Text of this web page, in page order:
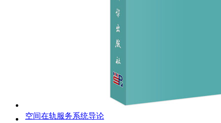
空间在轨服务系统导论